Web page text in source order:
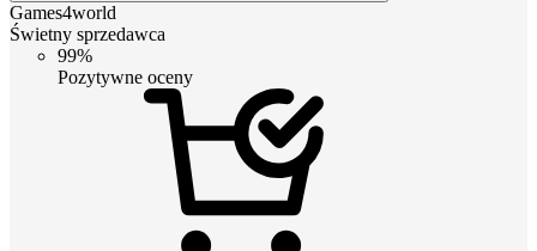
Games4world
Świetny sprzedawca
99%
Pozytywne oceny